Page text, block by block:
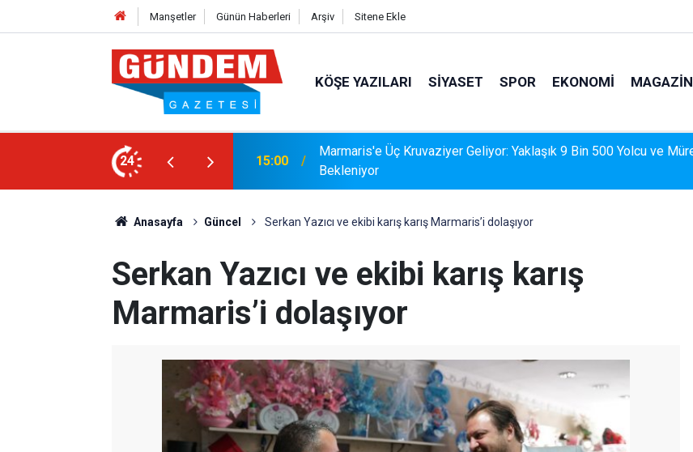
Manşetler Günün Haberleri Arşiv Sitene Ekle
KÖŞE YAZILARI SIYASET SPOR EKONOMI MAGAZIN
24
9 Bin 500 Yolcu ve Mürettebat
14:17 MARMARİS'TE DERELERDE TEMİZLİK SEFERBERLİĞİ
Anasayfa Güncel Serkan Yazıcı ve ekibi karış karış Marmaris’i dolaşıyor
Serkan Yazıcı ve ekibi karış karış
Marmaris’i dolaşıyor